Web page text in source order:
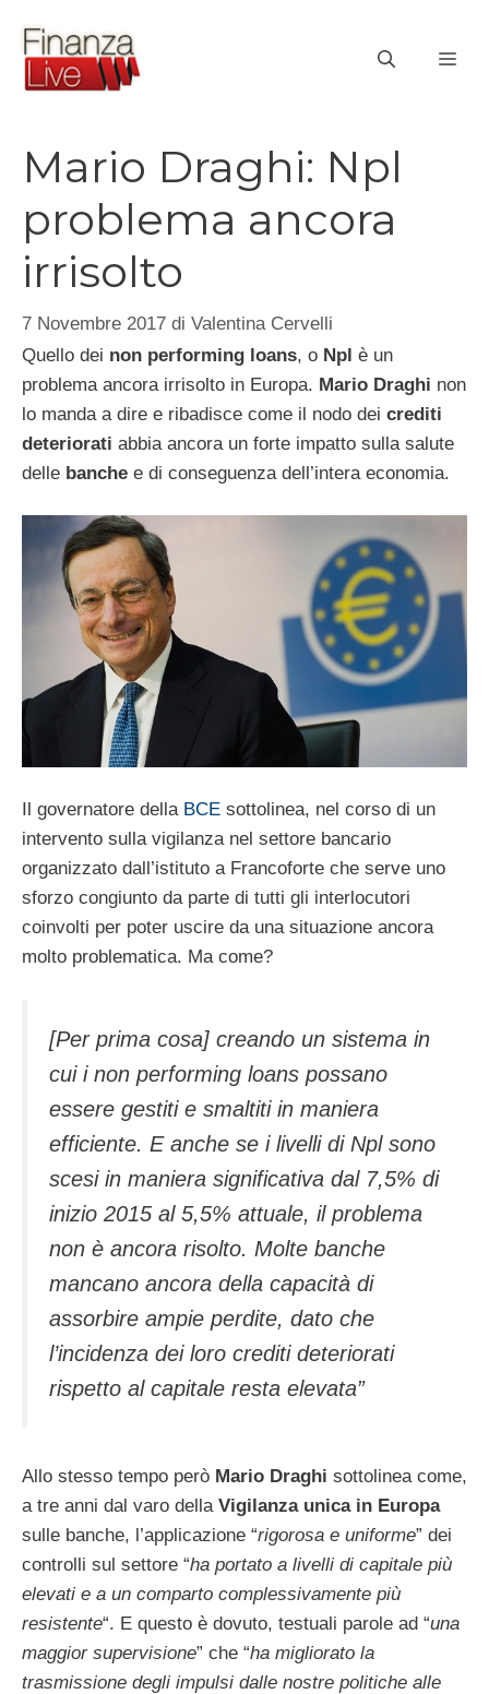
contenuto
Mario Draghi: Npl
problema ancora
irrisolto
7 Novembre 2017 di Valentina Cervelli
Quello dei non performing loans, o Npl è un
problema ancora irrisolto in Europa. Mario Draghi non
lo manda a dire e ribadisce come il nodo dei crediti
deteriorati abbia ancora un forte impatto sulla salute
delle banche e di conseguenza dell’intera economia.
Il governatore della BCE sottolinea, nel corso di un
intervento sulla vigilanza nel settore bancario
organizzato dall’istituto a Francoforte che serve uno
sforzo congiunto da parte di tutti gli interlocutori
coinvolti per poter uscire da una situazione ancora
molto problematica. Ma come?
[Per prima cosa] creando un sistema in
cui i non performing loans possano
essere gestiti e smaltiti in maniera
efficiente. E anche se i livelli di Npl sono
scesi in maniera significativa dal 7,5% di
inizio 2015 al 5,5% attuale, il problema
non è ancora risolto. Molte banche
mancano ancora della capacità di
assorbire ampie perdite, dato che
l’incidenza dei loro crediti deteriorati
rispetto al capitale resta elevata”
Allo stesso tempo però Mario Draghi sottolinea come,
a tre anni dal varo della Vigilanza unica in Europa
sulle banche, l’applicazione “rigorosa e uniforme” dei
controlli sul settore “ha portato a livelli di capitale più
elevati e a un comparto complessivamente più
resistente“. E questo è dovuto, testuali parole ad “una
maggior supervisione” che “ha migliorato la
trasmissione degli impulsi dalle nostre politiche alle